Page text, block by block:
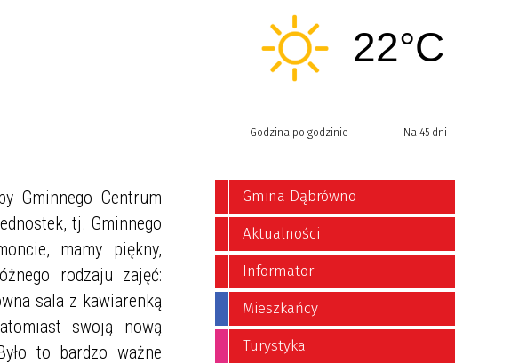
Gminnego Centrum
tj. Gminnego
mamy piękny,
rodzaju zajęć:
sala z kawiarenką
swoją nową
to bardzo ważne
Godzina po godzinie Na 45 dni
Gmina Dąbrówno
Aktualności
Informator
Mieszkańcy
Turystyka